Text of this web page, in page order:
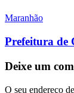
Maranhão
Prefeitura de
Deixe um
O seu endereço